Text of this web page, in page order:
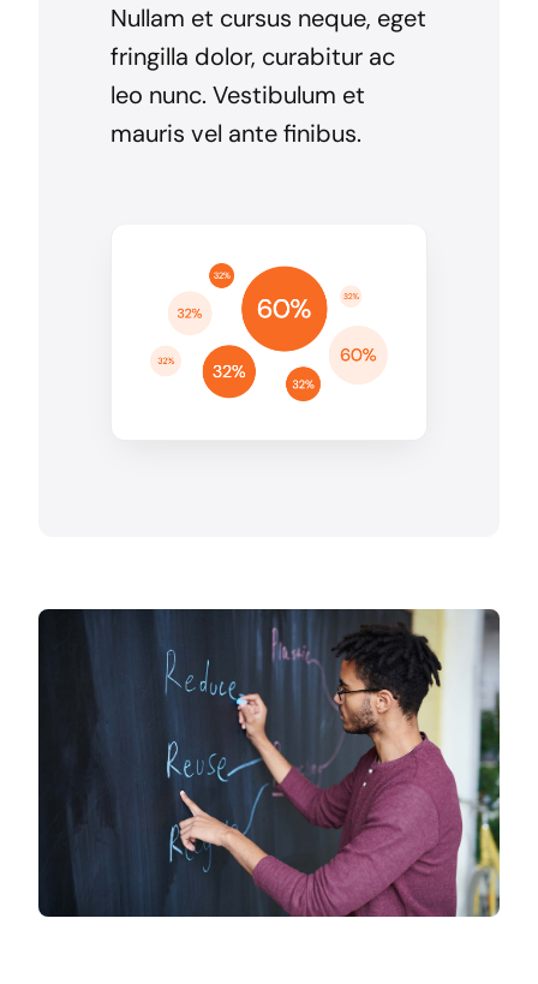
Nullam et cursus neque, eget
fringilla dolor, curabitur ac
leo nunc. Vestibulum et
mauris vel ante finibus.